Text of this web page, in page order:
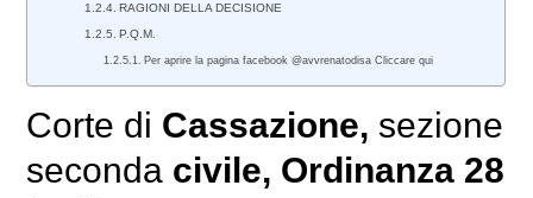
RAGIONI DELLA DECISIONE
P.Q.M.
Per aprire la pagina facebook @avvrenatodisa Cliccare qui
Corte di Cassazione, sezione
seconda civile, Ordinanza 28